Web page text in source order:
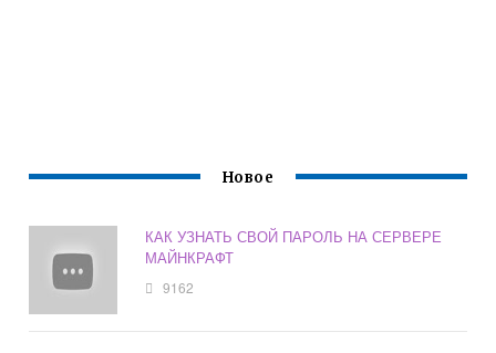
Новое
КАК УЗНАТЬ СВОЙ ПАРОЛЬ НА СЕРВЕРЕ
МАЙНКРАФТ
9162